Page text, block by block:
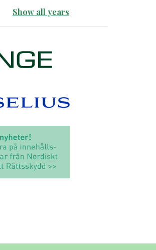
Show all years